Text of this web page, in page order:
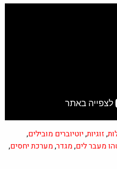
, זוגיות,יוטיוברים מובילים,
מעבר לים,מגדר,מערכת יחסים,